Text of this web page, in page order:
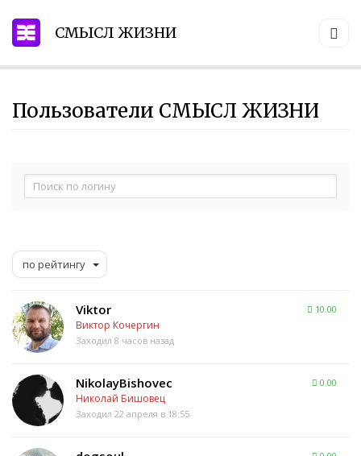
СМЫСЛ ЖИЗНИ
Пользователи СМЫСЛ ЖИЗНИ
по рейтингу
10.00
Viktor
Виктор Кочергин
Заходил 8 часов назад
0.00
NikolayBishovec
Николай Бишовец
Заходил 22 апреля в 18:55